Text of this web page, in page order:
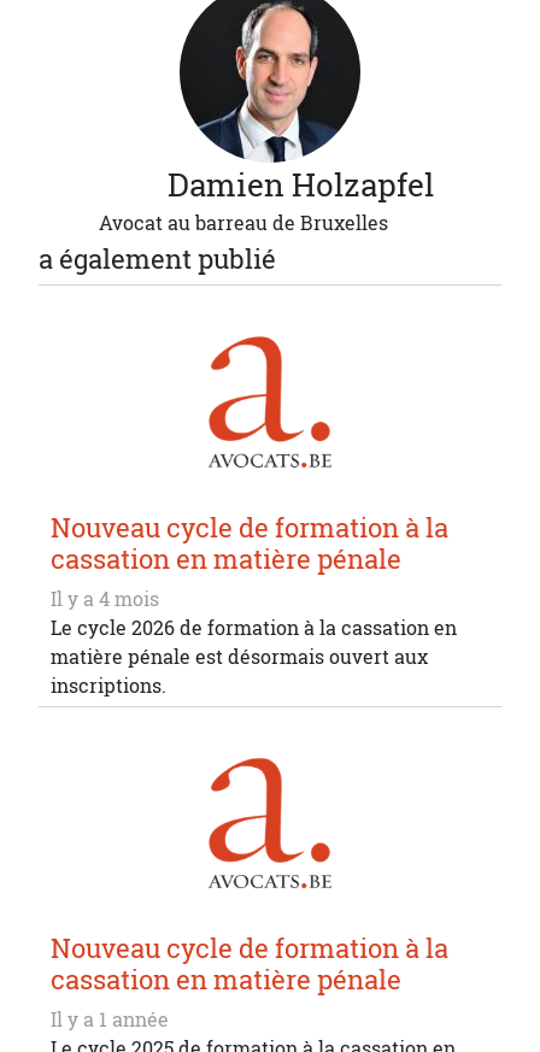
Damien Holzapfel
Avocat au barreau de Bruxelles
a également publié
Nouveau cycle de formation à la
cassation en matière pénale
Il y a 4 mois
Le cycle 2026 de formation à la cassation en
matière pénale est désormais ouvert aux
inscriptions.
Nouveau cycle de formation à la
cassation en matière pénale
Il y a 1 année